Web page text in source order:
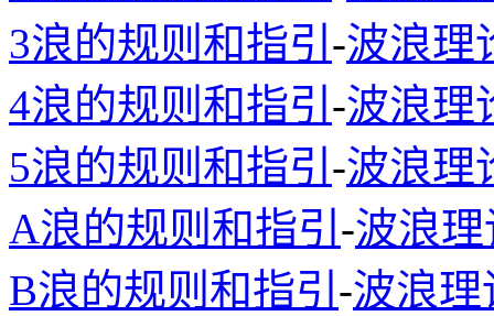
3浪的规则和指引 -波浪理
4浪的规则和指引 -波浪理
5浪的规则和指引 -波浪理
A浪的规则和指引 -波浪
B浪的规则和指引 -波浪